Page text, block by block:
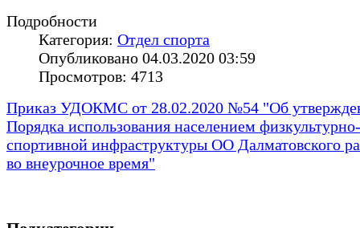
Подробности
Категория: Отдел спорта
Опубликовано 04.03.2020 03:59
Просмотров: 4713
Приказ УДОКМС от 28.02.2020 №54 "Об
Порядка использования населением физкультурно-
спортивной инфраструктуры ОО Далматовского
во внеурочное время"